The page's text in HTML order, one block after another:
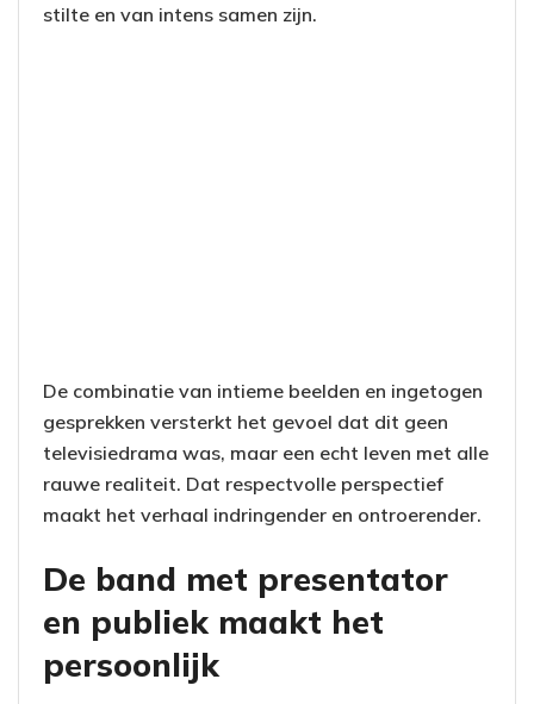
stilte en van intens samen zijn.
De combinatie van intieme beelden en ingetogen
gesprekken versterkt het gevoel dat dit geen
televisiedrama was, maar een echt leven met alle
rauwe realiteit. Dat respectvolle perspectief
maakt het verhaal indringender en ontroerender.
De band met presentator
en publiek maakt het
persoonlijk